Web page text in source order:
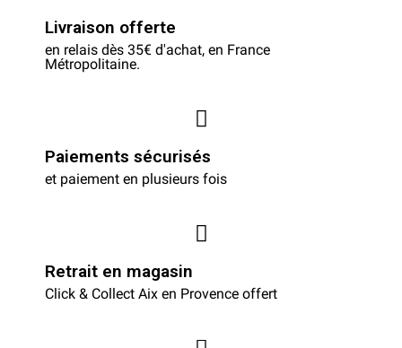
Livraison offerte
en relais dès 35€ d'achat, en France
Métropolitaine.
Paiements sécurisés
et paiement en plusieurs fois
Retrait en magasin
Click & Collect Aix en Provence offert